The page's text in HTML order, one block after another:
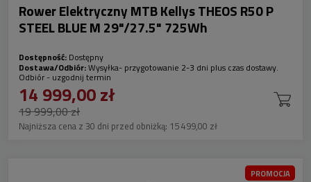
Rower Elektryczny MTB Kellys THEOS R50 P
STEEL BLUE M 29"/27.5" 725Wh
Dostępność: Dostępny
Dostawa/Odbiór:Wysyłka- przygotowanie 2-3 dni plus czas dostawy.
Odbiór - uzgodnij termin
14 999,00 zł
19 999,00 zł
Najniższa cena z 30 dni przed obniżką: 15 499,00 zł
PROMOCJA